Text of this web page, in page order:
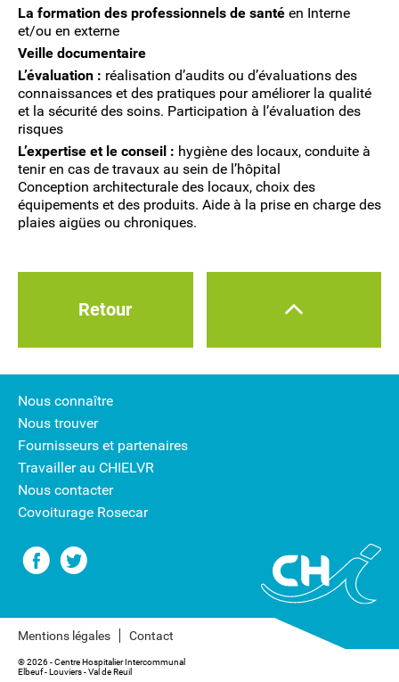
La formation des professionnels de santé en Interne
et/ou en externe
Veille documentaire
L’évaluation : réalisation d’audits ou d’évaluations des
connaissances et des pratiques pour améliorer la qualité
et la sécurité des soins. Participation à l’évaluation des
risques
L’expertise et le conseil : hygiène des locaux, conduite à
tenir en cas de travaux au sein de l’hôpital
Conception architecturale des locaux, choix des
équipements et des produits. Aide à la prise en charge des
plaies aigües ou chroniques.
Retour
Nous connaître
Nous trouver
Fournisseurs et partenaires
Travailler au CHIELVR
Nous contacter
Covoiturage Rosecar
Mentions légales Contact
® 2026 - Centre Hospitalier Intercommunal
Elbeuf - Louviers - Val de Reuil